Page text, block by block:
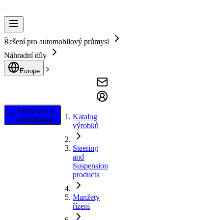
Řešení pro automobilový průmysl
Náhradní díly
Europe
Filtrování a
vyhledávání
Katalog
výrobků
Steering
and
Suspension
products
Manžety
řízení